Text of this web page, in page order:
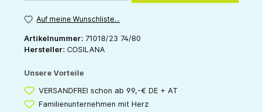
Auf meine Wunschliste...
Artikelnummer: 71018/23 74/80
Hersteller: COSILANA
Unsere Vorteile
VERSANDFREI schon ab 99,-€ DE + AT
Familienunternehmen mit Herz